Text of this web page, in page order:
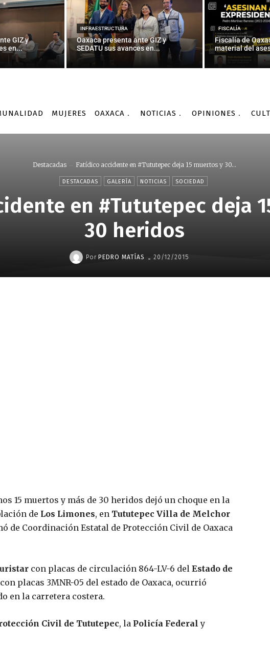
GIZ y
en...
INFRAESTRUCTURA
Oaxaca presenta ante GIZ y
SEDATU sus avances en...
FISCALÍA
Fiscalía de
material del
MUJERES OAXACA NOTICIAS OPINIONES
Destacadas Fatídico accidente en #Tututepec deja 15 muertos y 30...
DESTACADAS GALERÍA NOTICIAS SOCIEDAD
en #Tututepec deja
30 heridos
Por PEDRO MATÍAS - 20/12/2015
15 muertos y más de 30 heridos dejó un choque en la
de Los Limones, en Tututepec Villa de Melchor
de Coordinación Estatal de Protección Civil de Oaxaca
con placas de circulación 864-LV-6 del Estado de
placas 3MNR-05 del estado de Oaxaca, ocurrió
en la carretera costera.
Civil de Tututepec, la Policía Federaly